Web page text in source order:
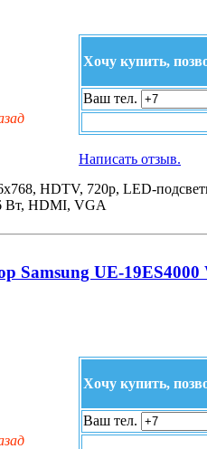
Хочу купить,
Ваш тел.
Написать отзыв.
HDTV, 720p, LED-
Вт, HDMI, VGA
Samsung UE-19ES4000
Хочу купить,
Ваш тел.